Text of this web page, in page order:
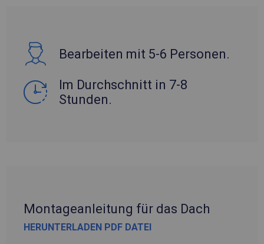
Bearbeiten mit 5-6 Personen.
Im Durchschnitt in 7-8
Stunden.
Montageanleitung für das Dach
HERUNTERLADEN PDF DATEI